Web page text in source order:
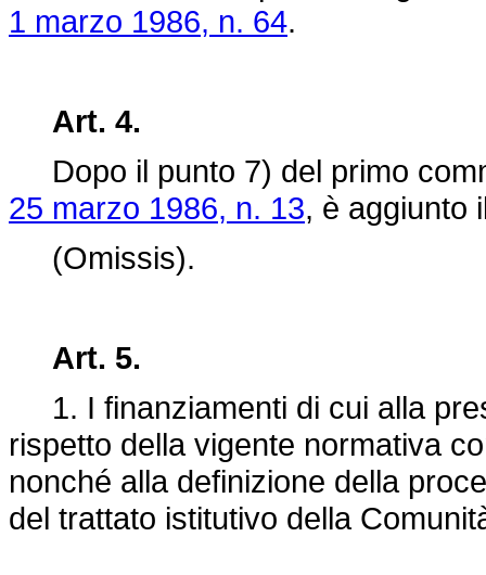
1 marzo 1986, n. 64.
Art. 4.
Dopo il punto 7) del primo
25 marzo 1986, n. 13, è aggiunto
(Omissis).
Art. 5.
1. I finanziamenti di cui alla
rispetto della vigente normativa
nonché alla definizione della
del trattato istitutivo della